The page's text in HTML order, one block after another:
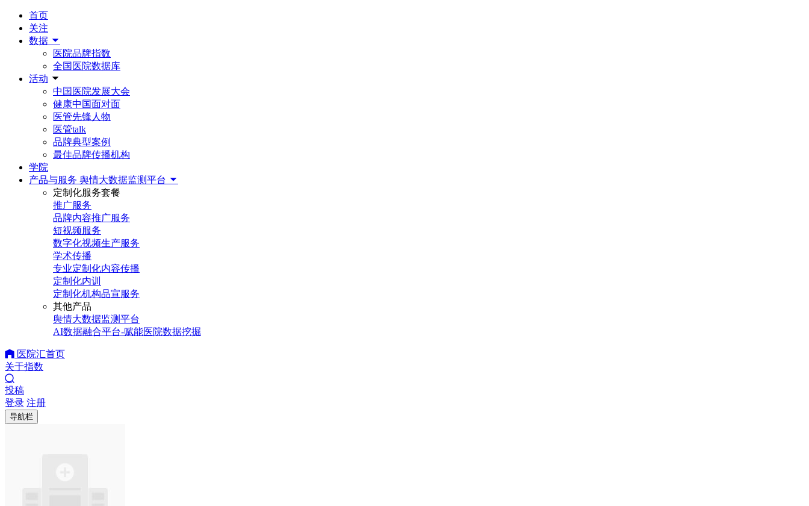
首页
关注
数据
医院品牌指数
全国医院数据库
活动
中国医院发展大会
健康中国面对面
医管先锋人物
医管talk
品牌典型案例
最佳品牌传播机构
学院
产品与服务 舆情大数据监测平台
定制化服务套餐
推广服务
品牌内容推广服务
短视频服务
数字化视频生产服务
学术传播
专业定制化内容传播
定制化内训
定制化机构品宣服务
其他产品
舆情大数据监测平台
AI数据融合平台-赋能医院数据挖掘
医院汇首页
关于指数
投稿
登录 注册
导航栏